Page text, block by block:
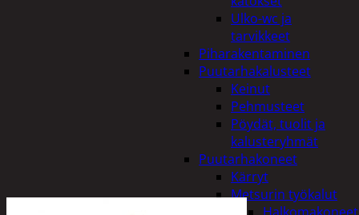
Ulko-wc ja
tarvikkeet
Piharakentaminen
Puutarhakalusteet
Keinut
Pehmusteet
Pöydät, tuolit ja
kalusteryhmät
Puutarhakoneet
Kärryt
Metsurin työkalut